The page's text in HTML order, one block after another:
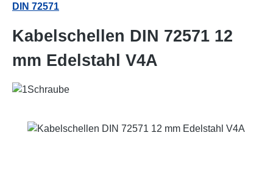
DIN 72571
Kabelschellen DIN 72571 12
mm Edelstahl V4A
Bildergalerie überspringen